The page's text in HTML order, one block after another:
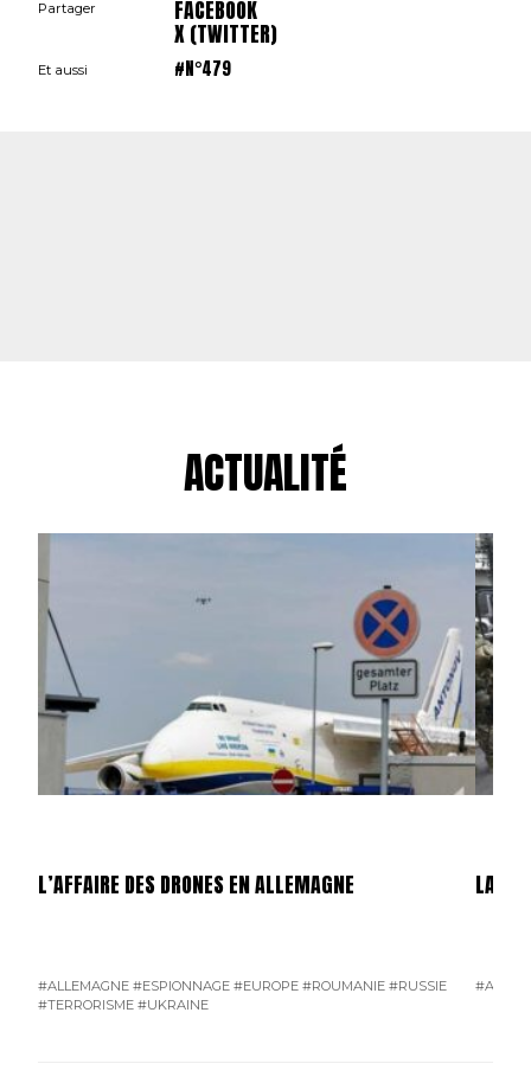
Partager FACEBOOK
X (TWITTER)
Et aussi #N°479
ACTUALITÉ
L’AFFAIRE DES DRONES EN ALLEMAGNE
#ALLEMAGNE #ESPIONNAGE #EUROPE #ROUMANIE #RUSSIE
#TERRORISME #UKRAINE
LA